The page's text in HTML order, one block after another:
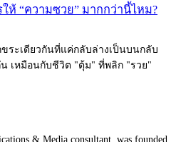
ห้ “ความซวย” มากกว่านี้ไหม?
ระเดียวกันที่แค่กลับล่างเป็นบนกลับ
เหมือนกับชีวิต "ตุ้ม" ที่พลิก "รวย"
& Media consultant, was founded